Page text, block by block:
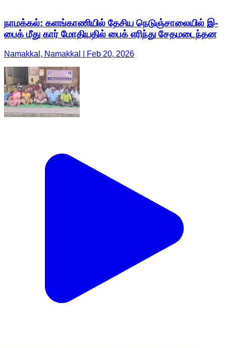
நாமக்கல்: களங்காணியில் தேசிய நெடுஞ்சாலையில் இ-
பைக் மீது கார் மோதியதில் பைக் எரிந்து சேதமடைந்தன
Namakkal, Namakkal | Feb 20, 2026